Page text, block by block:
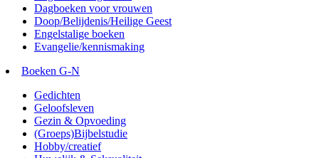
Dagboeken voor vrouwen
Doop/Belijdenis/Heilige Geest
Engelstalige boeken
Evangelie/kennismaking
Boeken G-N
Gedichten
Geloofsleven
Gezin & Opvoeding
(Groeps)Bijbelstudie
Hobby/creatief